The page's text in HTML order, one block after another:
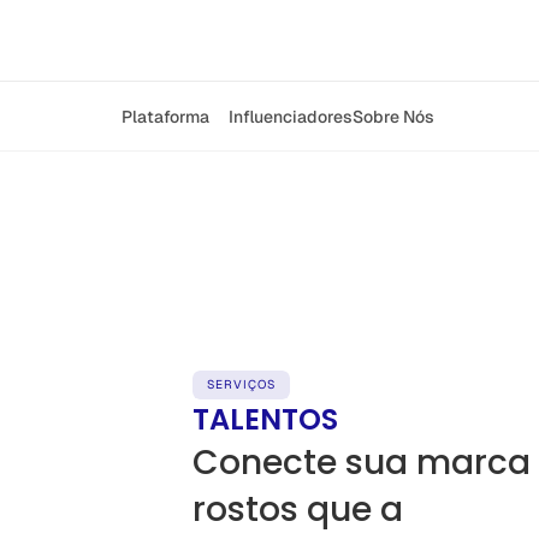
Plataforma InfluenciadoresSobre Nós
SERVIÇOS
TALENTOS
Conecte sua marca
rostos que a